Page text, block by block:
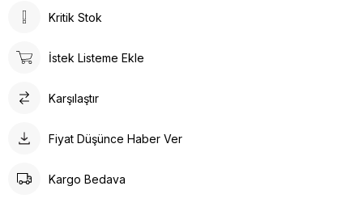
Kritik Stok
İstek Listeme Ekle
Karşılaştır
Fiyat Düşünce Haber Ver
Kargo Bedava